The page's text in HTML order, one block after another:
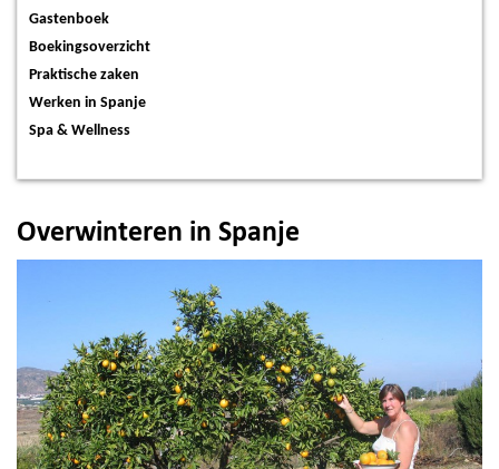
Gastenboek
Boekingsoverzicht
Praktische zaken
Werken in Spanje
Spa & Wellness
Overwinteren in Spanje